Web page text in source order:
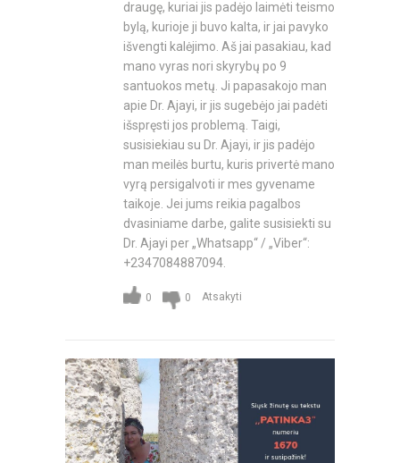
draugę, kuriai jis padėjo laimėti teismo
bylą, kurioje ji buvo kalta, ir jai pavyko
išvengti kalėjimo. Aš jai pasakiau, kad
mano vyras nori skyrybų po 9
santuokos metų. Ji papasakojo man
apie Dr. Ajayi, ir jis sugebėjo jai padėti
išspręsti jos problemą. Taigi,
susisiekiau su Dr. Ajayi, ir jis padėjo
man meilės burtu, kuris privertė mano
vyrą persigalvoti ir mes gyvename
taikoje. Jei jums reikia pagalbos
dvasiniame darbe, galite susisiekti su
Dr. Ajayi per „Whatsapp“ / „Viber“:
+2347084887094.
0 0 Atsakyti